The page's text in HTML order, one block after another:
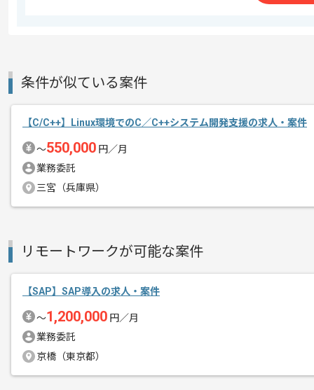
条件が似ている案件
【C/C++】Linux環境でのC／C++システム開発支援の求人・案件
〜550,000 円／月
業務委託
三宮（兵庫県）
リモートワークが可能な案件
【SAP】SAP導入の求人・案件
〜1,200,000 円／月
業務委託
京橋（東京都）